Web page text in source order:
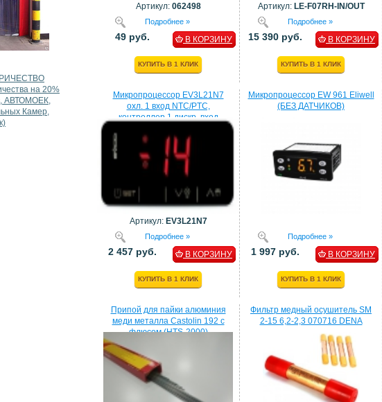
Артикул: 062498
Подробнее »
49 руб. В КОРЗИНУ
КУПИТЬ В 1 КЛИК
Артикул: LE-F07RH-IN/OUT
Подробнее »
15 390 руб. В КОРЗИНУ
КУПИТЬ В 1 КЛИК
Микропроцессор EV3L21N7
охл. 1 вход NTC/PTC,
контроллер 1 дискр. вход
Артикул: EV3L21N7
Подробнее »
2 457 руб. В КОРЗИНУ
КУПИТЬ В 1 КЛИК
Микропроцессор EW 961 Eliwell
(БЕЗ ДАТЧИКОВ)
Подробнее »
1 997 руб. В КОРЗИНУ
КУПИТЬ В 1 КЛИК
Припой для пайки алюминия
меди металла Castolin 192 с
флюсом (HTS-2000)
Фильтр медный осушитель SM
2-15 6,2-2,3 070716 DENA
на 20%
АВТОМОЕК,
Камер,